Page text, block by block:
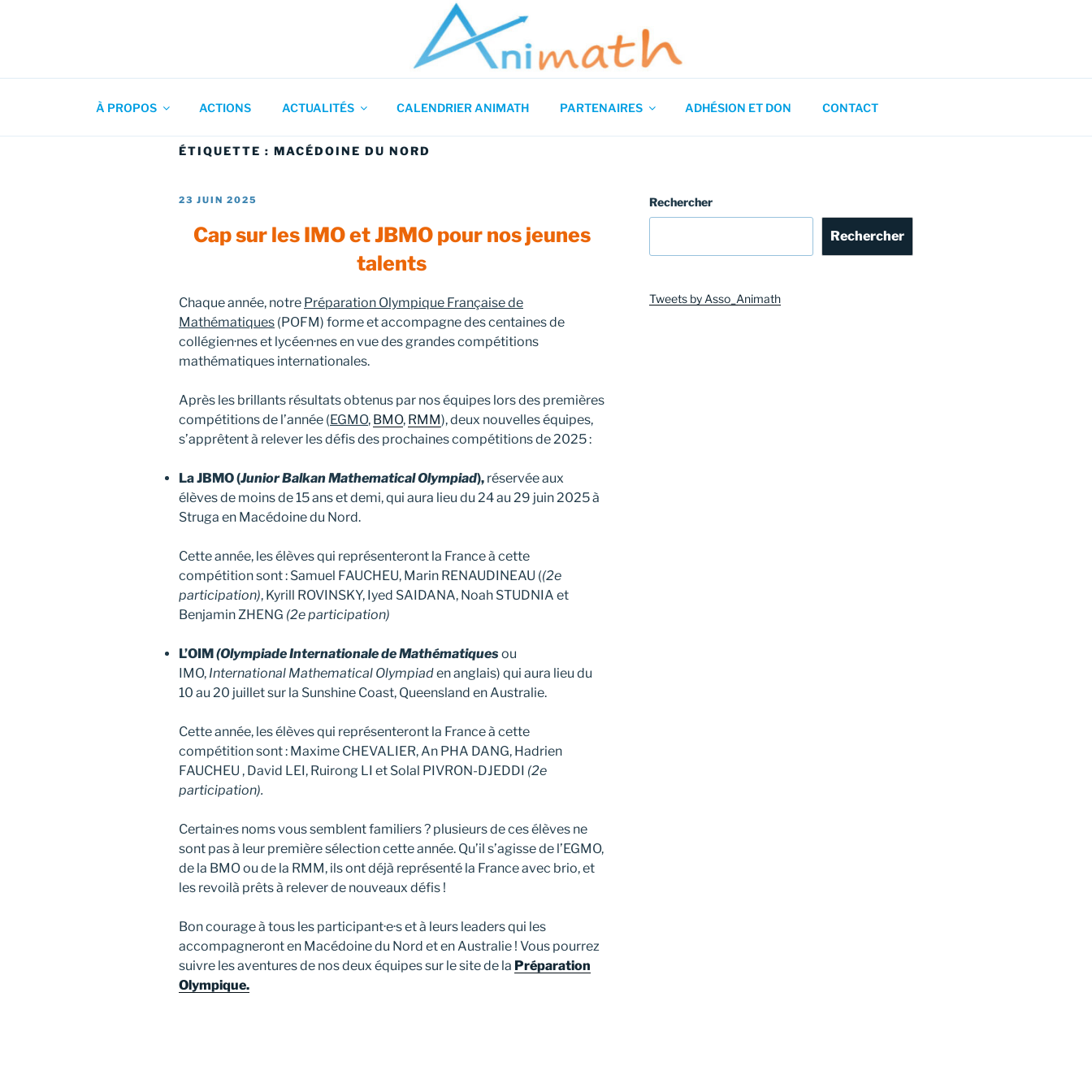
Association pour l'Animation en Mathématiques
À PROPOS ACTIONS ACTUALITÉS CALENDRIER ANIMATH PARTENAIRES ADHÉSION ET DON CONTACT
ÉTIQUETTE : MACÉDOINE DU NORD
PUBLIÉ
23 JUIN 2025
Cap sur les IMO et JBMO pour nos jeunes
talents
Chaque année, notre Préparation Olympique Française de
Mathématiques (POFM) forme et accompagne des centaines de
collégien·nes et lycéen·nes en vue des grandes compétitions
mathématiques internationales.
Après les brillants résultats obtenus par nos équipes lors des premières
compétitions de l’année (EGMO, BMO, RMM), deux nouvelles équipes,
s’apprêtent à relever les défis des prochaines compétitions de 2025 :
La JBMO (Junior Balkan Mathematical Olympiad), réservée aux
élèves de moins de 15 ans et demi, qui aura lieu du 24 au 29 juin 2025 à
Struga en Macédoine du Nord.
Cette année, les élèves qui représenteront la France à cette
compétition sont : Samuel FAUCHEU, Marin RENAUDINEAU ((2e
participation), Kyrill ROVINSKY, Iyed SAIDANA, Noah STUDNIA et
Benjamin ZHENG (2e participation)
L’OIM(Olympiade Internationale de Mathématiques ou
IMO, International Mathematical Olympiaden anglais) qui aura lieu du
10 au 20 juillet sur la Sunshine Coast, Queensland en Australie.
Cette année, les élèves qui représenteront la France à cette
compétition sont : Maxime CHEVALIER, An PHA DANG, Hadrien
FAUCHEU , David LEI, Ruirong LI et Solal PIVRON-DJEDDI (2e
participation).
Certain·es noms vous semblent familiers ? plusieurs de ces élèves ne
sont pas à leur première sélection cette année. Qu’il s’agisse de l’EGMO,
de la BMO ou de la RMM, ils ont déjà représenté la France avec brio, et
les revoilà prêts à relever de nouveaux défis !
Bon courage à tous les participant·e·s et à leurs leaders qui les
accompagneront en Macédoine du Nord et en Australie ! Vous pourrez
suivre les aventures de nos deux équipes sur le site de la Préparation
Olympique.
Rechercher
Rechercher
Tweets by Asso_Animath